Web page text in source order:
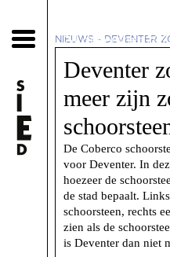
NIEUWS - DEVENTER
24 december
Deventer
meer zijn
De Coberco
voor Deventer. In
hoezeer de
de stad bepaalt.
schoorsteen, rechts
zien als de
is Deventer dan niet